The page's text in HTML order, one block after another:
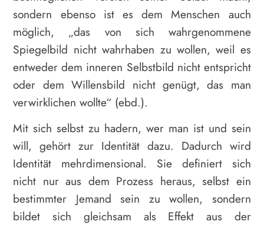
sondern ebenso ist es dem Menschen auch
möglich, „das von sich wahrgenommene
Spiegelbild nicht wahrhaben zu wollen, weil es
entweder dem inneren Selbstbild nicht entspricht
oder dem Willensbild nicht genügt, das man
verwirklichen wollte“ (ebd.).
Mit sich selbst zu hadern, wer man ist und sein
will, gehört zur Identität dazu. Dadurch wird
Identität mehrdimensional. Sie definiert sich
nicht nur aus dem Prozess heraus, selbst ein
bestimmter Jemand sein zu wollen, sondern
bildet sich gleichsam als Effekt aus der